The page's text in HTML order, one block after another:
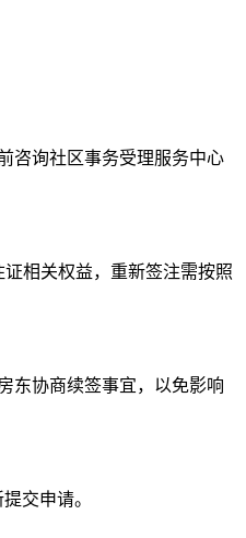
咨询社区事务受理服务中心
相关权益，重新签注需按照
东协商续签事宜，以免影响
交申请。